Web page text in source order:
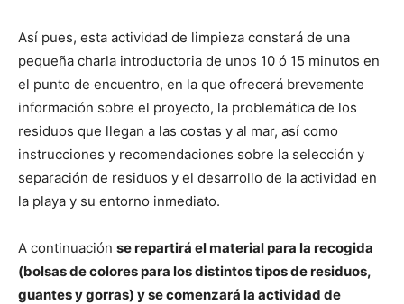
Así pues, esta actividad de limpieza constará de una
pequeña charla introductoria de unos 10 ó 15 minutos en
el punto de encuentro, en la que ofrecerá brevemente
información sobre el proyecto, la problemática de los
residuos que llegan a las costas y al mar, así como
instrucciones y recomendaciones sobre la selección y
separación de residuos y el desarrollo de la actividad en
la playa y su entorno inmediato.
A continuación se repartirá el material para la recogida
(bolsas de colores para los distintos tipos de residuos,
guantes y gorras) y se comenzará la actividad de